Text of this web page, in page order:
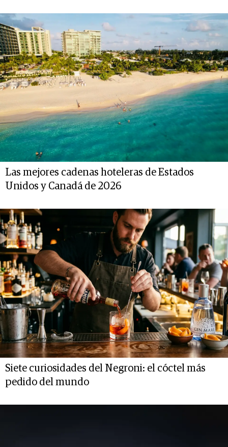
Las mejores cadenas hoteleras de Estados
Unidos y Canadá de 2026
Siete curiosidades del Negroni: el cóctel más
pedido del mundo